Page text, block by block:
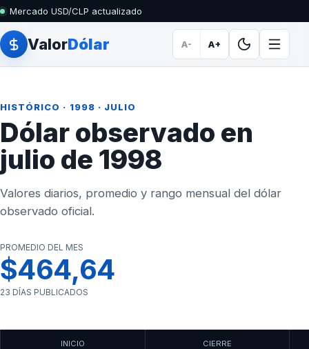
Mercado USD/CLP actualizado
ValorDólar A- A+
HISTÓRICO · 1998 · JULIO
Dólar observado en
julio de 1998
Valores diarios, promedio y rango mensual del dólar
observado oficial.
PROMEDIO DEL MES
$464,64
23 DÍAS PUBLICADOS
INICIO CIERRE